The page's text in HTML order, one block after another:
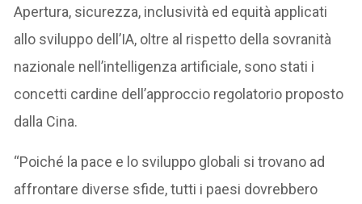
Apertura, sicurezza, inclusività ed equità applicati
allo sviluppo dell’IA, oltre al rispetto della sovranità
nazionale nell’intelligenza artificiale, sono stati i
concetti cardine dell’approccio regolatorio proposto
dalla Cina.
“Poiché la pace e lo sviluppo globali si trovano ad
affrontare diverse sfide, tutti i paesi dovrebbero